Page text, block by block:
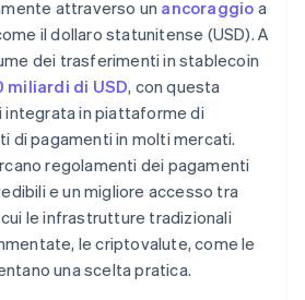
attraverso un ancoraggio a
il dollaro statunitense (USD). A
dei trasferimenti in stablecoin
miliardi di USD, con questa
integrata in piattaforme di
di pagamenti in molti mercati.
regolamenti dei pagamenti
e un migliore accesso tra
le infrastrutture tradizionali
le criptovalute, come le
una scelta pratica.